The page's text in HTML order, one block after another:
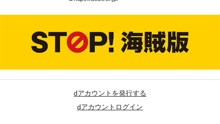
dアカウントを発行する
dアカウントログイン